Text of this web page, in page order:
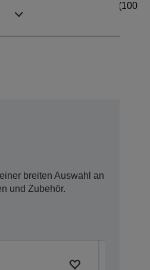
Ethernet-Schnittstelle (100
breiten Auswahl an
und Zubehör.